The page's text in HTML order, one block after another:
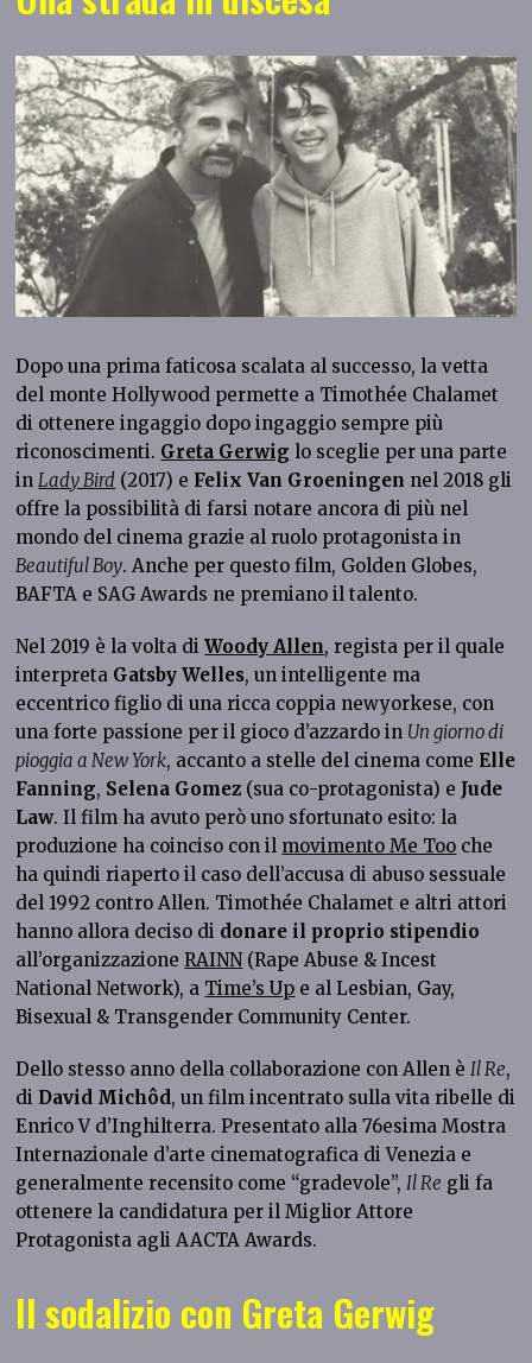
Dopo una prima faticosa scalata al successo, la vetta
del monte Hollywood permette a Timothée Chalamet
di ottenere ingaggio dopo ingaggio sempre più
riconoscimenti. Greta Gerwig lo sceglie per una parte
in Lady Bird (2017) e Felix Van Groeningen nel 2018 gli
offre la possibilità di farsi notare ancora di più nel
mondo del cinema grazie al ruolo protagonista in
Beautiful Boy. Anche per questo film, Golden Globes,
BAFTA e SAG Awards ne premiano il talento.
Nel 2019 è la volta diWoody Allen, regista per il quale
interpreta Gatsby Welles, un intelligente ma
eccentrico figlio di una ricca coppia newyorkese, con
una forte passione per il gioco d’azzardo in Un giorno di
pioggia a New York, accanto a stelle del cinema come Elle
Fanning, Selena Gomez (sua co-protagonista) e Jude
Law. Il film ha avuto però uno sfortunato esito: la
produzione ha coinciso con il movimento Me Too che
ha quindi riaperto il caso dell’accusa di abuso sessuale
del 1992 contro Allen. Timothée Chalamet e altri attori
hanno allora deciso di donare il proprio stipendio
all’organizzazioneRAINN (Rape Abuse & Incest
National Network), a Time’s Up e al Lesbian, Gay,
Bisexual & Transgender Community Center.
Dello stesso anno della collaborazione con Allen è Il Re,
di David Michôd, un film incentrato sulla vita ribelle di
Enrico V d’Inghilterra. Presentato alla 76esima Mostra
Internazionale d’arte cinematografica di Venezia e
generalmente recensito come “gradevole”, Il Re gli fa
ottenere la candidatura per il Miglior Attore
Protagonista agli AACTA Awards.
Il sodalizio con Greta Gerwig